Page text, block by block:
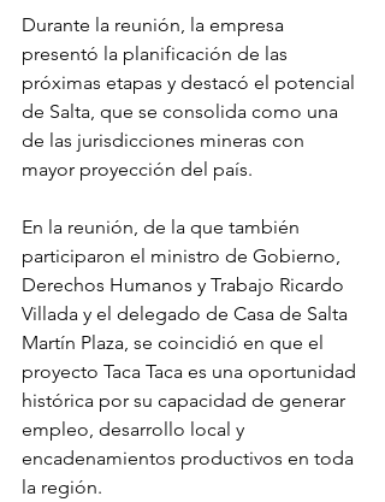
Durante la reunión, la empresa
presentó la planificación de las
próximas etapas y destacó el potencial
de Salta, que se consolida como una
de las jurisdicciones mineras con
mayor proyección del país.
En la reunión, de la que también
participaron el ministro de Gobierno,
Derechos Humanos y Trabajo Ricardo
Villada y el delegado de Casa de Salta
Martín Plaza, se coincidió en que el
proyecto Taca Taca es una oportunidad
histórica por su capacidad de generar
empleo, desarrollo local y
encadenamientos productivos en toda
la región.